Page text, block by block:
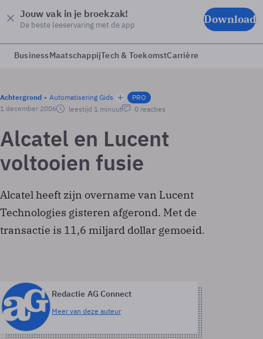
Jouw vak in je broekzak!
De beste leeservaring met de app Download
BusinessMaatschappijTech & ToekomstCarrière
Achtergrond Automatisering Gids
PRO
1 december 2006
leestijd 1 minuut 0 reacties
Alcatel en Lucent
voltooien fusie
Alcatel heeft zijn overname van Lucent
Technologies gisteren afgerond. Met de
transactie is 11,6 miljard dollar gemoeid.
Redactie AG Connect
Meer van deze auteur